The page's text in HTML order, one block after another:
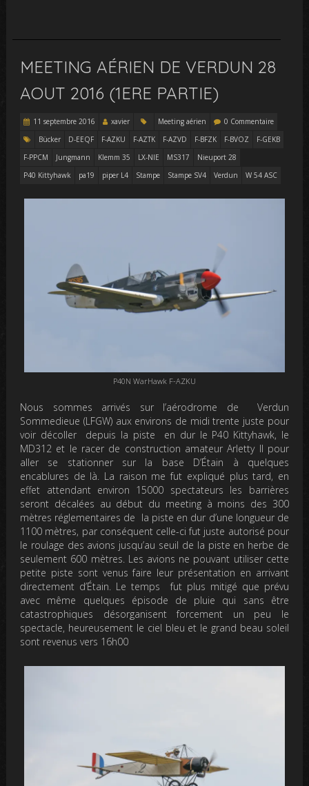
MEETING AÉRIEN DE VERDUN 28
AOUT 2016 (1ERE PARTIE)
11 septembre 2016 xavier Meeting aérien
0 Commentaire
Bücker
D-EEQF F-AZKU F-AZTK F-AZVD F-BFZK F-BVOZ
F-GEKB
F-PPCM
Jungmann Klemm 35 LX-NIE MS317
Nieuport 28
P40 Kittyhawk
pa19 piper L4 Stampe Stampe SV4 Verdun W 54 ASC
P40N WarHawk F-AZKU
Nous sommes arrivés sur l’aérodrome de Verdun
Sommedieue (LFGW) aux environs de midi trente juste pour
voir décoller depuis la piste en dur le P40 Kittyhawk, le
MD312 et le racer de construction amateur Arletty II pour
aller se stationner sur la base D’Étain à quelques
encablures de là. La raison me fut expliqué plus tard, en
effet attendant environ 15000 spectateurs les barrières
seront décalées au début du meeting à moins des 300
mètres réglementaires de la piste en dur d’une longueur de
1100 mètres, par conséquent celle-ci fut juste autorisé pour
le roulage des avions jusqu’au seuil de la piste en herbe de
seulement 600 mètres. Les avions ne pouvant utiliser cette
petite piste sont venus faire leur présentation en arrivant
directement d’Étain. Le temps fut plus mitigé que prévu
avec même quelques épisode de pluie qui sans être
catastrophiques désorganisent forcement un peu le
spectacle, heureusement le ciel bleu et le grand beau soleil
sont revenus vers 16h00